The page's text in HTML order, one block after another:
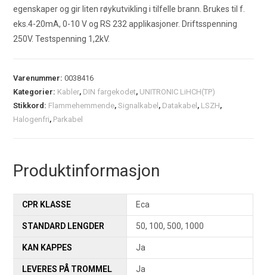
egenskaper og gir liten røykutvikling i tilfelle brann. Brukes til f.
eks.4-20mA, 0-10 V og RS 232 applikasjoner. Driftsspenning
250V. Testspenning 1,2kV.
Varenummer:0038416
Kategorier: Kabler, DIN fargekodet, UNITRONIC LiHCH(TP)
Stikkord: Flammehemmende,Signalkabel , Datakabel , LSZH,
Halogenfri, Parkabel
Produktinformasjon
CPR KLASSE Eca
STANDARD LENGDER 50, 100, 500, 1000
KAN KAPPES Ja
LEVERES PÅ TROMMEL Ja